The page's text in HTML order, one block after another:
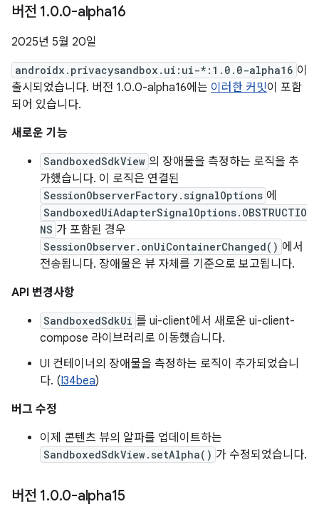
버전 1.0.0-alpha16
2025년 5월 20일
androidx.privacysandbox.ui:ui-*:1.0.0-alpha16 이
출시되었습니다. 버전 1.0.0-alpha16에는 이러한 커밋이 포함
되어 있습니다.
새로운 기능
SandboxedSdkView 의 장애물을 측정하는 로직을 추
가했습니다. 이 로직은 연결된
SessionObserverFactory.signalOptions 에
SandboxedUiAdapterSignalOptions.OBSTRUCTIO
NS 가 포함된 경우
SessionObserver.onUiContainerChanged() 에서
전송됩니다. 장애물은 뷰 자체를 기준으로 보고됩니다.
API 변경사항
SandboxedSdkUi 를 ui-client에서 새로운 ui-client-
compose 라이브러리로 이동했습니다.
UI 컨테이너의 장애물을 측정하는 로직이 추가되었습니
다. (I34bea)
버그 수정
이제 콘텐츠 뷰의 알파를 업데이트하는
SandboxedSdkView.setAlpha() 가 수정되었습니다.
버전 1.0.0-alpha15